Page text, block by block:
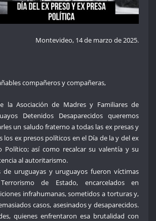
Montevideo, 14 de marzo de 2025.
compañeros y compañeras,
la Asociación de Madres y Familiares de
Detenidos Desaparecidos queremos
un saludo fraterno a todas las ex presas y
los ex presos políticos en el Día de la y del ex
Político; así como recalcar su valentía y su
al autoritarismo.
de uruguayas y uruguayos fueron víctimas
de Estado, encarcelados en
infrahumanas, sometidos a torturas y,
casos, asesinados y desaparecidos.
quienes enfrentaron esa brutalidad con